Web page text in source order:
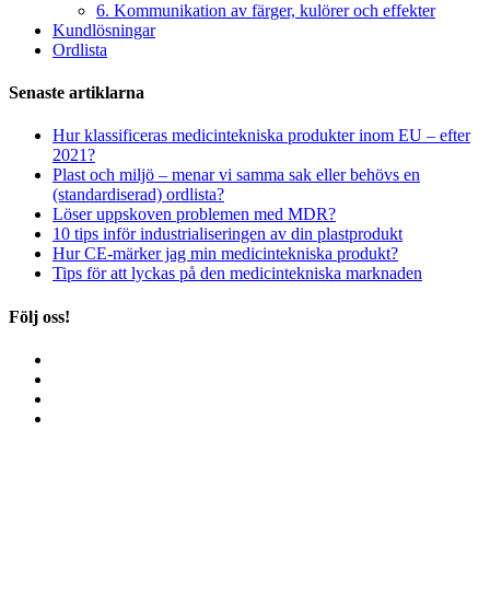
6. Kommunikation av färger, kulörer och effekter
Kundlösningar
Ordlista
Senaste artiklarna
Hur klassificeras medicintekniska produkter inom EU – efter
2021?
Plast och miljö – menar vi samma sak eller behövs en
(standardiserad) ordlista?
Löser uppskoven problemen med MDR?
10 tips inför industrialiseringen av din plastprodukt
Hur CE-märker jag min medicintekniska produkt?
Tips för att lyckas på den medicintekniska marknaden
Följ oss!